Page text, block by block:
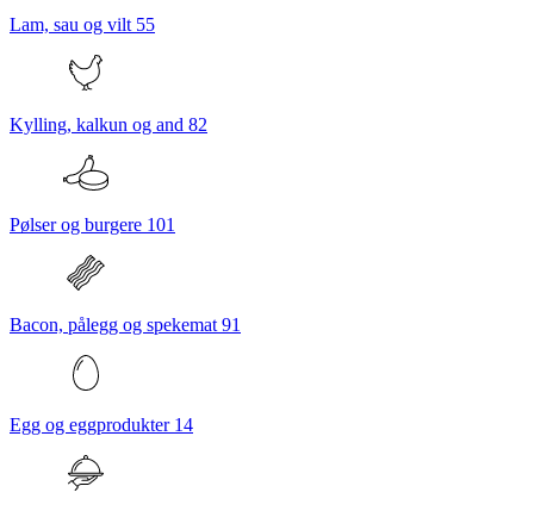
Lam, sau og vilt 55
Kylling, kalkun og and 82
Pølser og burgere 101
Bacon, pålegg og spekemat 91
Egg og eggprodukter 14